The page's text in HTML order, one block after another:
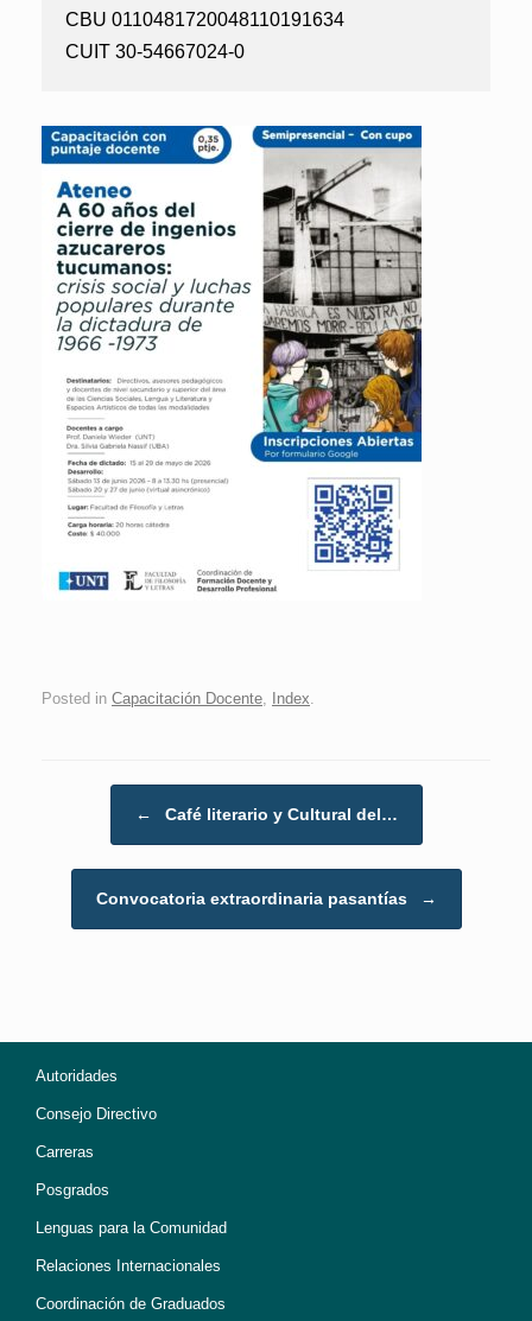
CBU 0110481720048110191634
CUIT 30-54667024-0
Posted in Capacitación Docente, Index.
← Café literario y Cultural del…
Convocatoria extraordinaria pasantías →
Autoridades
Consejo Directivo
Carreras
Posgrados
Lenguas para la Comunidad
Relaciones Internacionales
Coordinación de Graduados